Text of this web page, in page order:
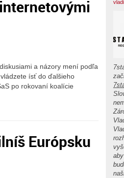
a názory mení podľa
ísť do ďalšieho
po rokovaní koalície
Európsku